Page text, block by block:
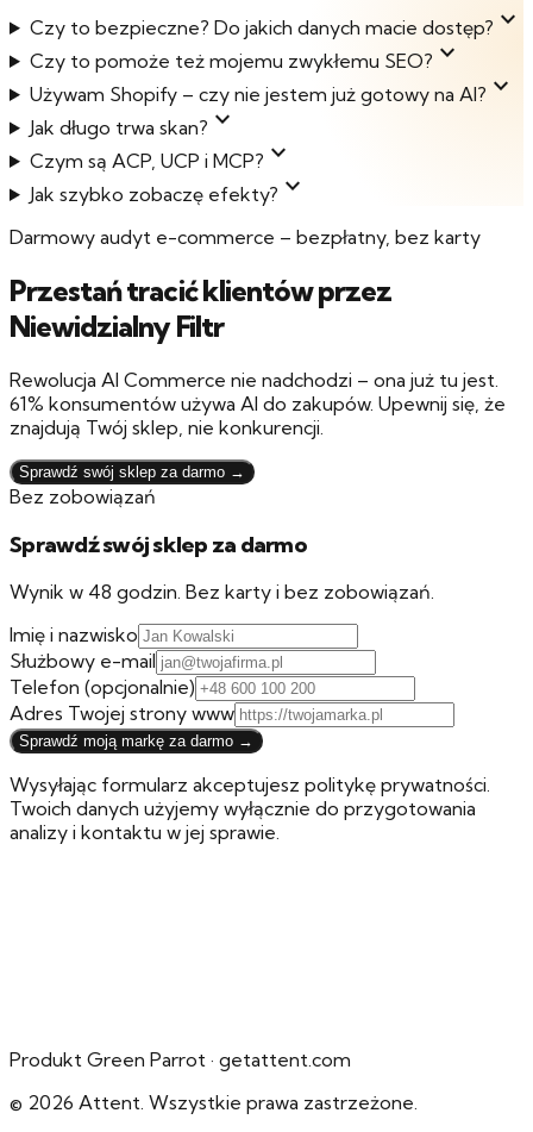
Czy to bezpieczne? Do jakich danych macie dostęp? expand_more
Czy to pomoże też mojemu zwykłemu SEO? expand_more
Używam Shopify – czy nie jestem już gotowy na AI? expand_more
Jak długo trwa skan? expand_more
Czym są ACP, UCP i MCP? expand_more
Jak szybko zobaczę efekty? expand_more
Darmowy audyt e-commerce – bezpłatny, bez karty
Przestań tracić klientów przez
Niewidzialny Filtr
Rewolucja AI Commerce nie nadchodzi – ona już tu jest.
61% konsumentów używa AI do zakupów. Upewnij się, że
znajdują Twój sklep, nie konkurencji.
Sprawdź swój sklep za darmo →
Bez zobowiązań
Sprawdź swój sklep za darmo
Wynik w 48 godzin. Bez karty i bez zobowiązań.
Imię i nazwisko
Służbowy e-mail
Telefon (opcjonalnie)
Adres Twojej strony www
Sprawdź moją markę za darmo →
Wysyłając formularz akceptujesz politykę prywatności.
Twoich danych użyjemy wyłącznie do przygotowania
analizy i kontaktu w jej sprawie.
Produkt Green Parrot · getattent.com
© 2026 Attent. Wszystkie prawa zastrzeżone.